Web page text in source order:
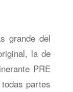
grande del
la de
PRE
partes